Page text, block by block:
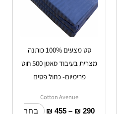
סט מצעים 100% כותנה
מצרית בעיבוד סאטן 500 חוט
פרימיום- כחול פסים
Cotton Avenue
₪ 290
–
₪ 455
בחר
סוגים.
את
האפשרויות
בעמוד